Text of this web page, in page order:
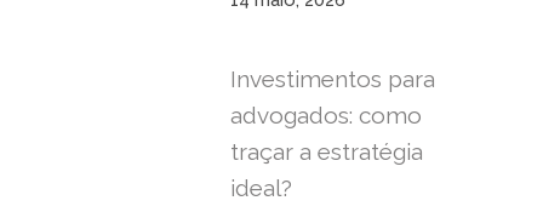
Investimentos para
advogados: como
traçar a estratégia
ideal?